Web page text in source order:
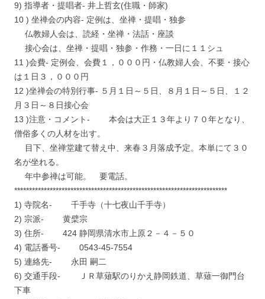
9) 指導者・提唱者- 井上哲玄(住職・師家)
10 ) 坐禅会の内容- 定例は、坐禅・提唱・独参
仏教婦人会は、読経・坐禅・法話・座談
接心会は、坐禅・提唱・独参・作務・一日に１１シュ
11 )会費- 定例会、会費１，０００円・仏教婦人会、不要・接心
は１日３，０００円
12 )坐禅会の特別行事- ５月１日～５日、８月１日～５日、１２
月３日～８日接心会
13 )注意・コメント- 本会は大正１３年より７０年となり、
僧俗多くの人材を出す。
目下、坐禅堂建て替え中、来春３月落成予定。本単にて３０
名が坐れる。
年中参禅は可能。 要電話。
************************************************************************
1) 寺院名- 千手寺（十七夜山千手寺）
2) 宗派- 黄檗宗
3) 住所- 424 静岡県清水市上原２－４－５０
4) 電話番号- 0543-45-7554
5) 連絡先- 永田 嗣二
6) 交通手段- ＪＲ草薙駅のりかえ静岡鉄道、草薙一御門台
下車